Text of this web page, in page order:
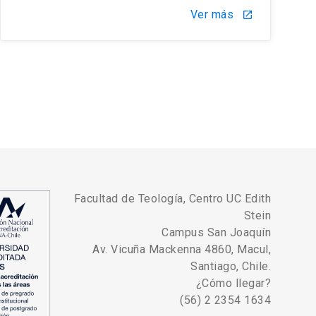
Ver más launch
Facultad de Teología, Centro UC Edith
Stein
Campus San Joaquín
Av. Vicuña Mackenna 4860, Macul,
Santiago, Chile.
¿Cómo llegar?
(56) 2 2354 1634